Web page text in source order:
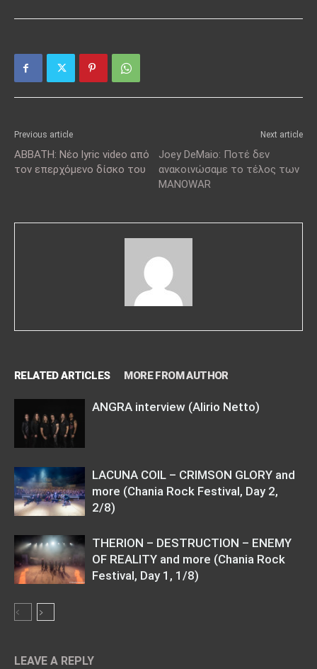
Previous article
ABBATH: Νέο lyric video από
τον επερχόμενο δίσκο του
Next article
Joey DeMaio: Ποτέ δεν
ανακοινώσαμε το τέλος των
MANOWAR
RELATED ARTICLES MORE FROM AUTHOR
ANGRA interview (Alirio Netto)
LACUNA COIL – CRIMSON GLORY and
more (Chania Rock Festival, Day 2,
2/8)
THERION – DESTRUCTION – ENEMY
OF REALITY and more (Chania Rock
Festival, Day 1, 1/8)
LEAVE A REPLY